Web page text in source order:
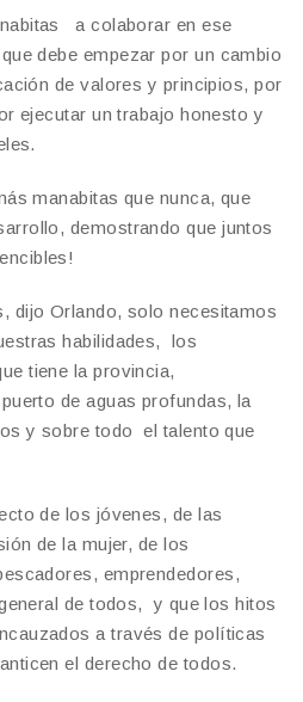
a colaborar en ese
debe empezar por un cambio
de valores y principios, por
ejecutar un trabajo honesto y
manabitas que nunca, que
demostrando que juntos
dijo Orlando, solo necesitamos
habilidades, los
tiene la provincia,
de aguas profundas, la
y sobre todo el talento que
de los jóvenes, de las
de la mujer, de los
emprendedores,
de todos, y que los hitos
a través de políticas
el derecho de todos.